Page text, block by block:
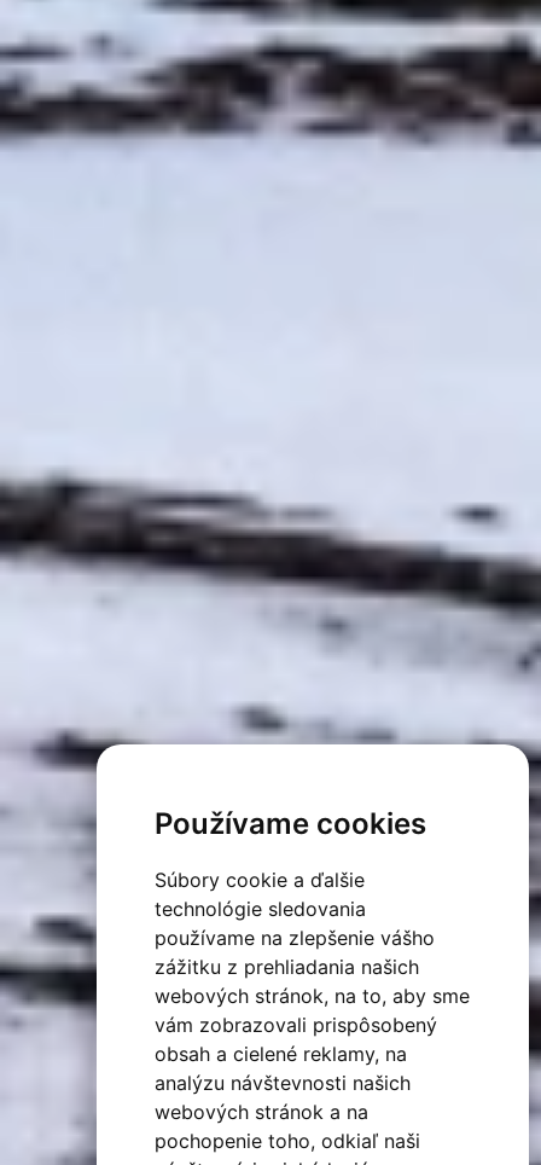
Používame cookies
Súbory cookie a ďalšie
technológie sledovania
používame na zlepšenie vášho
zážitku z prehliadania našich
webových stránok, na to, aby sme
vám zobrazovali prispôsobený
obsah a cielené reklamy, na
analýzu návštevnosti našich
webových stránok a na
pochopenie toho, odkiaľ naši